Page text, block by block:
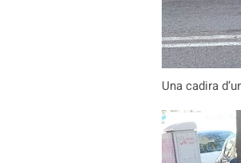
Una cadira